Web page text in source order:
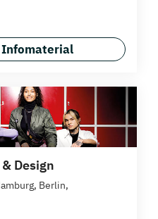
Design
Berlin,